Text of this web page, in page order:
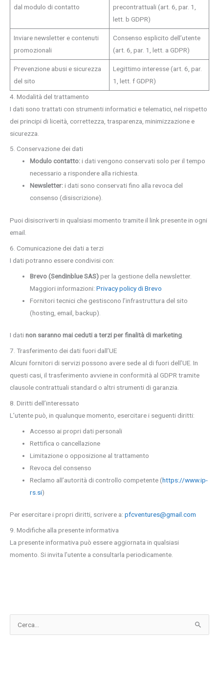
dal modulo di contatto
precontrattuali (art. 6, par. 1,
lett. b GDPR)
Inviare newsletter e contenuti
promozionali
Consenso esplicito dell’utente
(art. 6, par. 1, lett. a GDPR)
Prevenzione abusi e sicurezza
del sito
Legittimo interesse (art. 6, par.
1, lett. f GDPR)
4. Modalità del trattamento
I dati sono trattati con strumenti informatici e telematici, nel rispetto
dei principi di liceità, correttezza, trasparenza, minimizzazione e
sicurezza.
5. Conservazione dei dati
Modulo contatto:i dati vengono conservati solo per il tempo
necessario a rispondere alla richiesta.
Newsletter:i dati sono conservati fino alla revoca del
consenso (disiscrizione).
Puoi disiscriverti in qualsiasi momento tramite il link presente in ogni
email.
6. Comunicazione dei dati a terzi
I dati potranno essere condivisi con:
Brevo (Sendinblue SAS)per la gestione della newsletter.
Maggiori informazioni:Privacy policy di Brevo
Fornitori tecnici che gestiscono l’infrastruttura del sito
(hosting, email, backup).
I datinon saranno mai ceduti a terzi per finalità di marketing
7. Trasferimento dei dati fuori dall’UE
Alcuni fornitori di servizi possono avere sede al di fuori dell’UE. In
questi casi, il trasferimento avviene in conformità al GDPR tramite
clausole contrattuali standard o altri strumenti di garanzia.
8. Diritti dell’interessato
L’utente può, in qualunque momento, esercitare i seguenti diritti:
Accesso ai propri dati personali
Rettifica o cancellazione
Limitazione o opposizione al trattamento
Revoca del consenso
Reclamo all’autorità di controllo competente (https://www.ip-
rs.si)
Per esercitare i propri diritti, scrivere a: pfcventures@gmail.com
9. Modifiche alla presente informativa
La presente informativa può essere aggiornata in qualsiasi
momento. Si invita l’utente a consultarla periodicamente.
e